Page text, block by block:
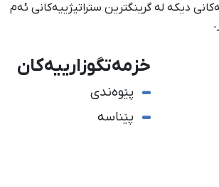
دیكە لە گرینگترین ستراتیژییەكانی ئەم
خزمەتگوزارییەکان
پێوەندی
پێناسە